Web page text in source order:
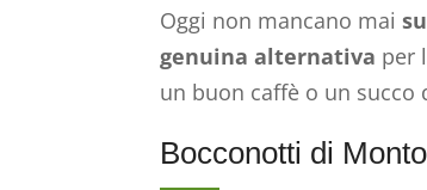
Oggi non mancano mai
genuina alternativa per
un buon caffè o un
Bocconotti di